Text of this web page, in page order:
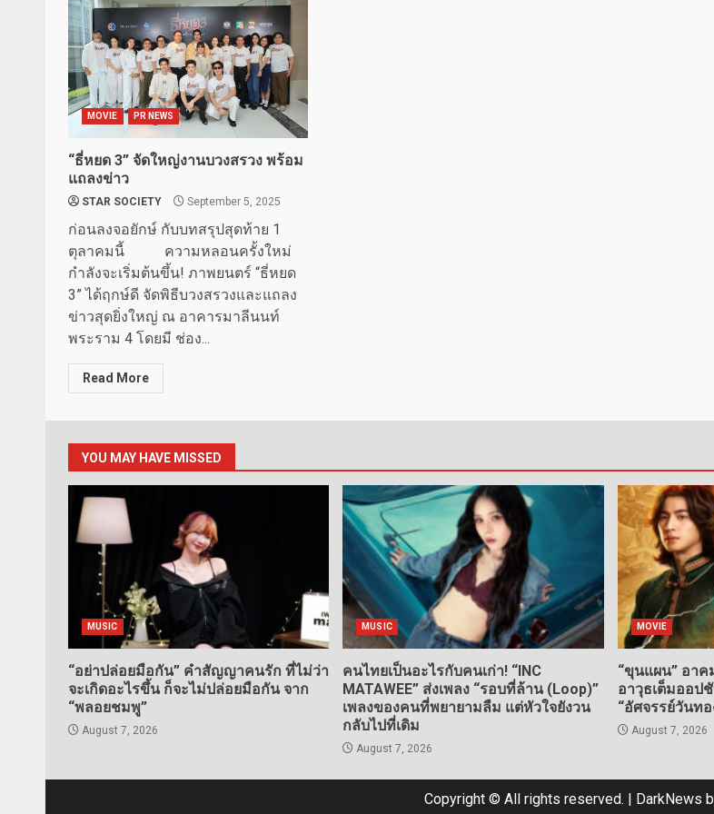
MOVIE PR NEWS
“ธี่หยด 3” จัดใหญ่งานบวงสรวง พร้อม
แถลงข่าว
STAR SOCIETY September 5, 2025
ก่อนลงจอยักษ์ กับบทสรุปสุดท้าย 1
ตุลาคมนี้ ความหลอนครั้งใหม่
กำลังจะเริ่มต้นขึ้น! ภาพยนตร์ “ธี่หยด
3” ได้ฤกษ์ดี จัดพิธีบวงสรวงและแถลง
ข่าวสุดยิ่งใหญ่ ณ อาคารมาลีนนท์
พระราม 4 โดยมี ช่อง...
Read More
YOU MAY HAVE MISSED
MUSIC
“อย่าปล่อยมือกัน” คำสัญญาคนรัก ที่ไม่ว่า
จะเกิดอะไรขึ้น ก็จะไม่ปล่อยมือกัน จาก
“พลอยชมพู”
August 7, 2026
MUSIC
คนไทยเป็นอะไรกับคนเก่า! “INC
MATAWEE” ส่งเพลง “รอบที่ล้าน (Loop)”
เพลงของคนที่พยายามลืม แต่หัวใจยังวน
กลับไปที่เดิม
August 7, 2026
MOVIE
“ขุนแผน” อาค
อาวุธเต็มออป
“อัศจรรย์วันทอ
August 7, 2026
Copyright © All rights reserved. | DarkNews